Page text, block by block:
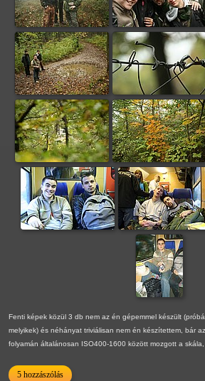
Fenti képek közül 3 db nem az én gépemmel készült
melyikek) és néhányat triviálisan nem én készítettem, bár
folyamán általánosan ISO400-1600 között mozgott a skála,
5 hozzászólás